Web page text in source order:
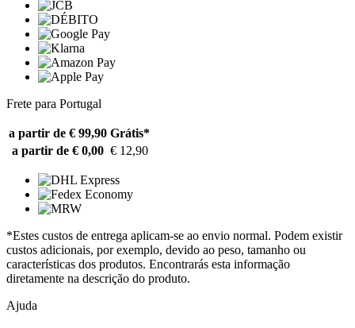
Frete para Portugal
a partir de € 99,90 Grátis*
a partir de € 0,00 € 12,90
*Estes custos de entrega aplicam-se ao envio normal. Podem existir
custos adicionais, por exemplo, devido ao peso, tamanho ou
características dos produtos. Encontrarás esta informação
diretamente na descrição do produto.
Ajuda